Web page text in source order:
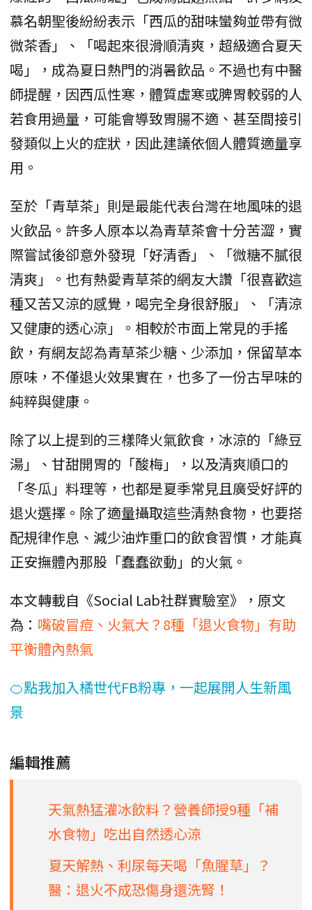
慕名朝聖後紛紛表示「西瓜的甜味蠻夠並帶有微
微茶香」、「喝起來很滑順清爽，超級適合夏天
喝」，成為夏日熱門的消暑飲品。不過也有中醫
師提醒，因西瓜性寒，體質虛寒或脾胃較弱的人
若食用過量，可能會導致胃腸不適、甚至間接引
發類似上火的症狀，因此建議依個人體質適量享
用。
至於「青草茶」則是最能代表台灣在地風味的退
火飲品。許多人原本以為青草茶會十分苦澀，實
際嘗試後卻意外發現「好清香」、「微糖不膩很
清爽」。也有熱愛青草茶的網友大讚「很喜歡這
種又苦又涼的感覺，喝完全身很舒服」、「清涼
又健康的透心涼」。相較於市面上常見的手搖
飲，有網友認為青草茶少糖、少添加，保留草本
原味，不僅退火效果實在，也多了一份古早味的
純粹與健康。
除了以上提到的三樣降火氣飲食，冰涼的「綠豆
湯」、甘甜開胃的「酸梅」，以及清爽順口的
「冬瓜」料理等，也都是夏季常見且廣受好評的
退火選擇。除了適量攝取這些清熱食物，也要搭
配規律作息、減少油炸重口的飲食習慣，才能真
正安撫體內那股「蠢蠢欲動」的火氣。
本文轉載自《Social Lab社群實驗室》，原文
為： 嘴破冒痘、火氣大？8種「退火食物」有助
平衡體內熱氣
🍊點我加入橘世代FB粉專，一起展開人生新風
景
編輯推薦
天氣熱猛灌冰飲料？營養師授9種「補
水食物」吃出自然透心涼
夏天解熱、利尿每天喝「魚腥草」？
醫：退火不成恐傷身還洗腎！